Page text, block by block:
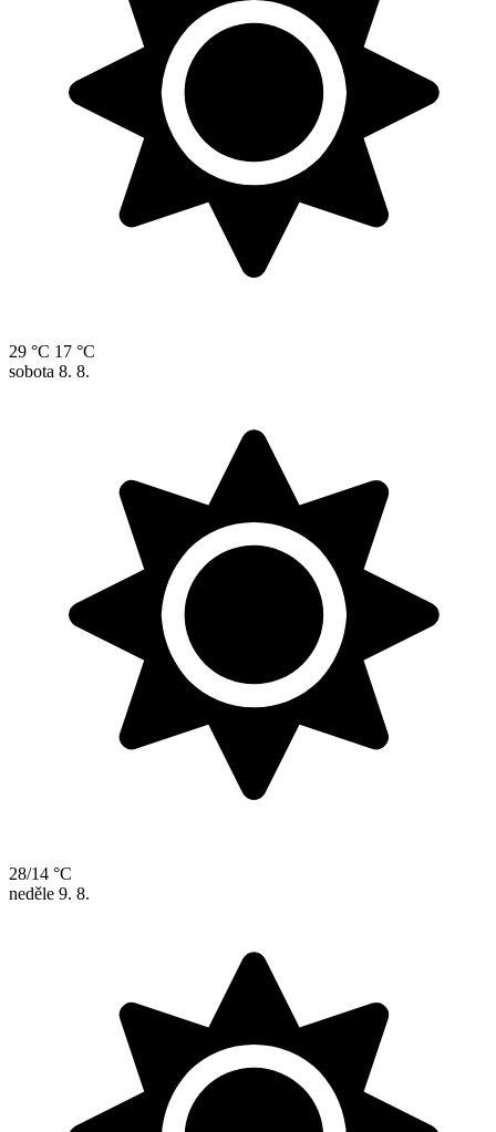
29 °C 17 °C
sobota 8. 8.
28/14 °C
neděle 9. 8.